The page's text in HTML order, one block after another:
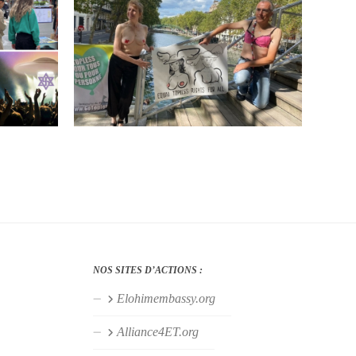
NOS SITES D’ACTIONS :
Elohimembassy.org
Alliance4ET.org